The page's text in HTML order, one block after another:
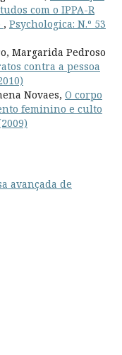
com o IPPA-R
, Psychologica: N.º 53
Margarida Pedroso
contra a pessoa
Novaes, O corpo
feminino e culto
avançada de